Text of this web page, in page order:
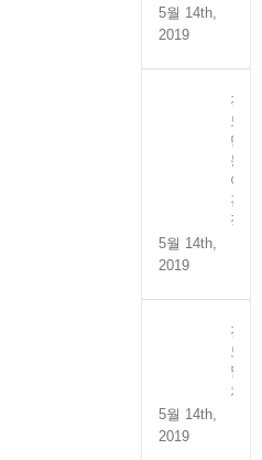
5월 14th,
2019
전
도
만
능
어
간
장
5월 14th,
2019
전
도
멸
치
5월 14th,
2019